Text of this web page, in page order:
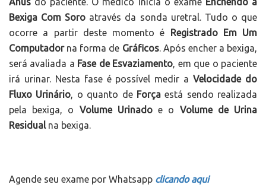
Bexiga Com Soro através da sonda uretral. Tudo o que
ocorre a partir deste momento é
Registrado Em Um
Computadorna forma de Gráficos. Após encher a bexiga,
será avaliada a Fase de Esvaziamento, em que o paciente
irá urinar. Nesta fase é possível medir aVelocidade do
Fluxo Urinário, o quanto de Forçaestá sendo realizada
pela bexiga, o Volume Urinadoe o Volume de Urina
Residualna bexiga.
Agende seu exame por Whatsapp clicando aqui